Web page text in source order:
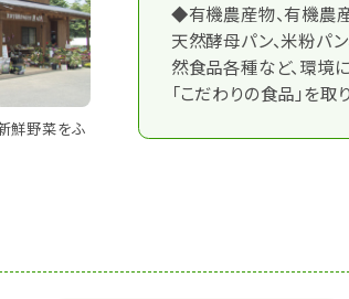
鮮野菜をふ
◆有機農産物、有機農
天然酵母パン、米粉パ
然食品各種など、環境
「こだわりの食品」を取